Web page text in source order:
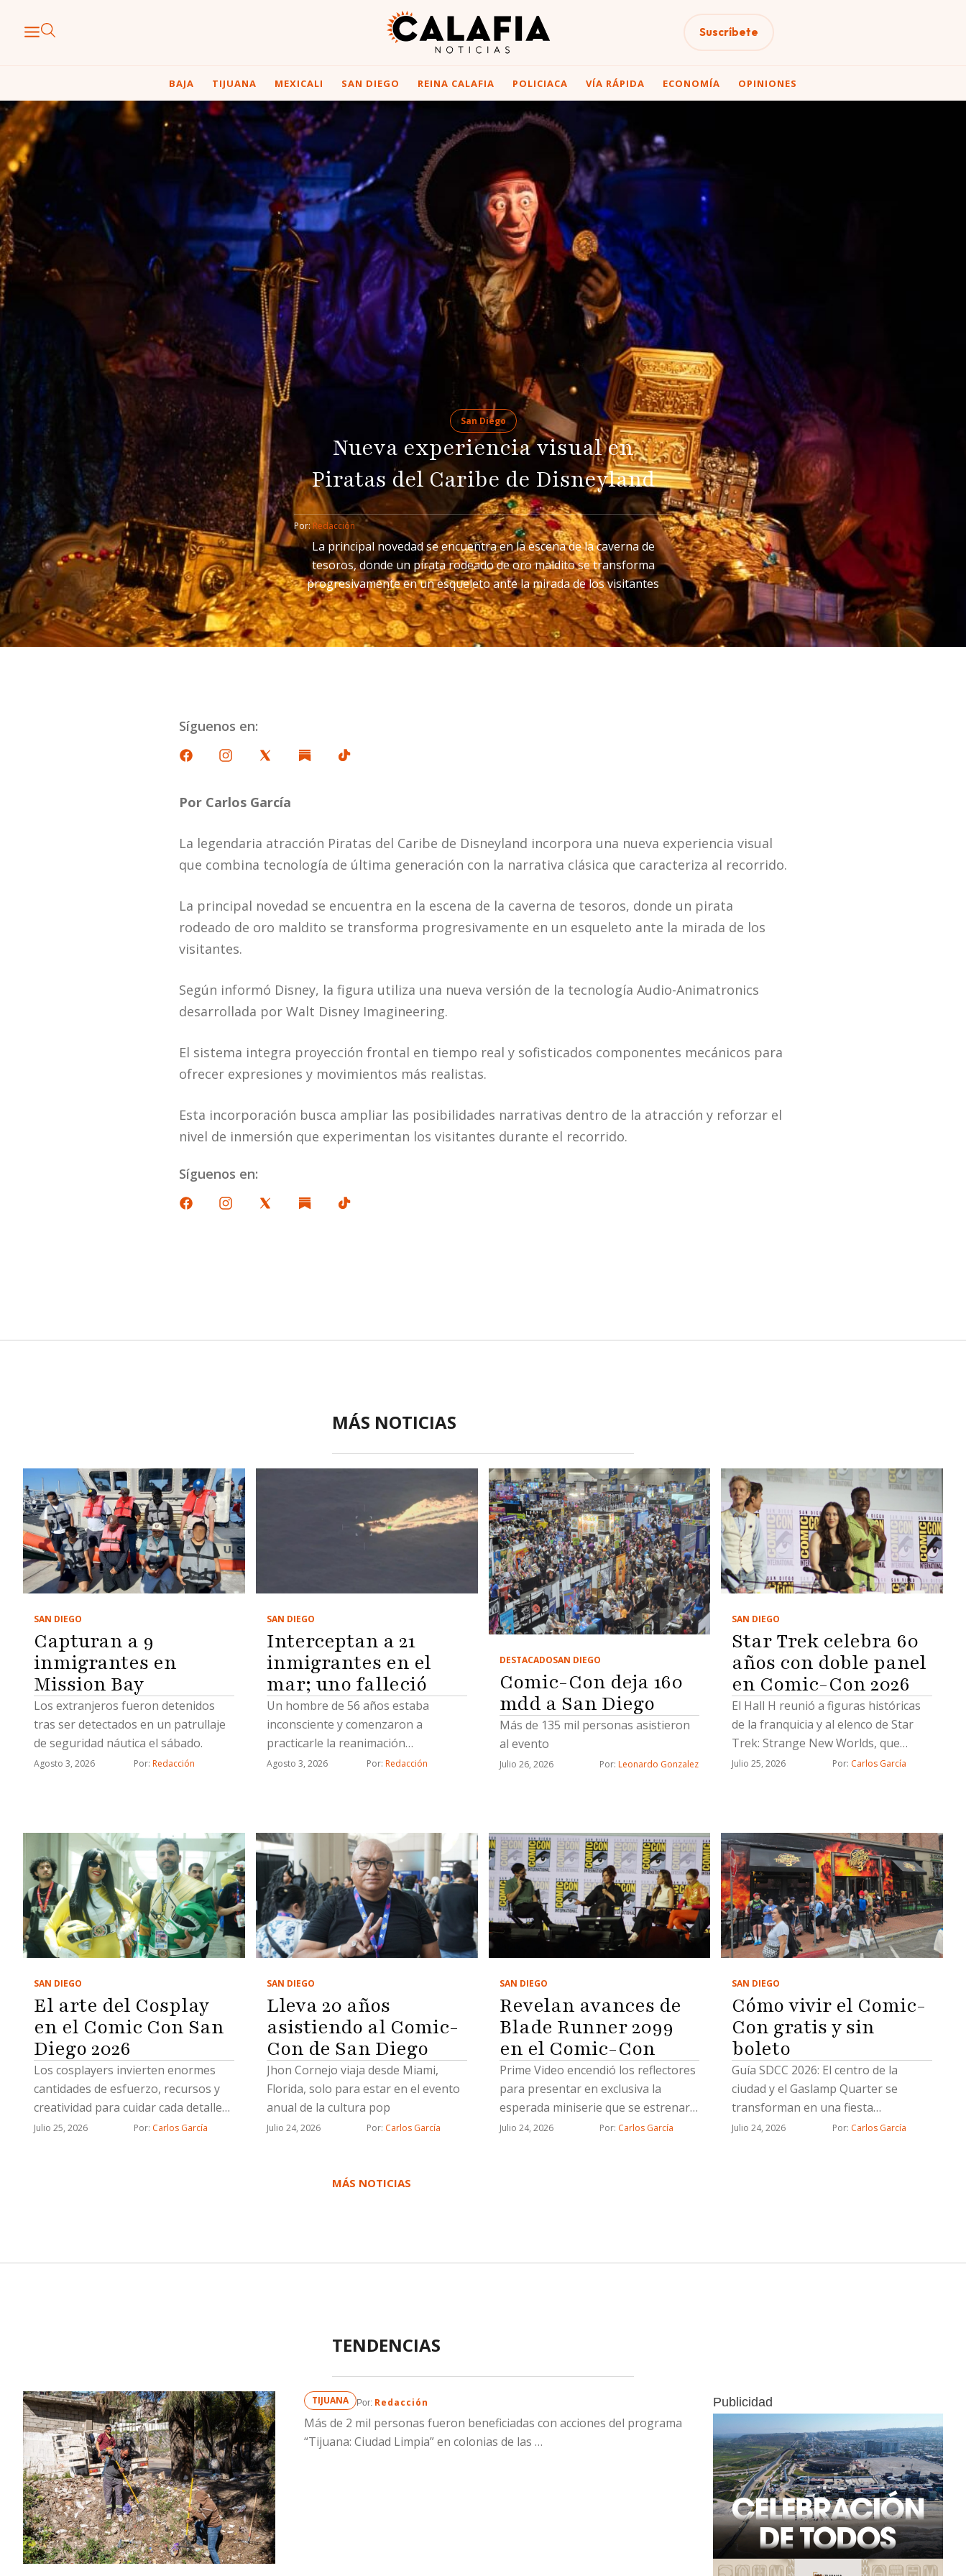
Suscríbete
BAJA TIJUANA MEXICALI SAN DIEGO REINA CALAFIA POLICIACA VÍA RÁPIDA ECONOMÍA OPINIONES
San Diego
Nueva experiencia visual en
Piratas del Caribe de Disneyland
Por: Redacción
La principal novedad se encuentra en la escena de la caverna de
tesoros, donde un pirata rodeado de oro maldito se transforma
progresivamente en un esqueleto ante la mirada de los visitantes
Síguenos en:
Por Carlos García
La legendaria atracción Piratas del Caribe de Disneyland incorpora una nueva experiencia visual
que combina tecnología de última generación con la narrativa clásica que caracteriza al recorrido.
La principal novedad se encuentra en la escena de la caverna de tesoros, donde un pirata
rodeado de oro maldito se transforma progresivamente en un esqueleto ante la mirada de los
visitantes.
Según informó Disney, la figura utiliza una nueva versión de la tecnología Audio-Animatronics
desarrollada por Walt Disney Imagineering.
El sistema integra proyección frontal en tiempo real y sofisticados componentes mecánicos para
ofrecer expresiones y movimientos más realistas.
Esta incorporación busca ampliar las posibilidades narrativas dentro de la atracción y reforzar el
nivel de inmersión que experimentan los visitantes durante el recorrido.
Síguenos en:
MÁS NOTICIAS
SAN DIEGO
Capturan a 9
inmigrantes en
Mission Bay
Los extranjeros fueron detenidos
tras ser detectados en un patrullaje
de seguridad náutica el sábado.
Agosto 3, 2026 Por: Redacción
SAN DIEGO
Interceptan a 21
inmigrantes en el
mar; uno falleció
Un hombre de 56 años estaba
inconsciente y comenzaron a
practicarle la reanimación
cardiopulmonar (RCP)
Agosto 3, 2026 Por: Redacción
DESTACADOSAN DIEGO
Comic-Con deja 160
mdd a San Diego
Más de 135 mil personas asistieron
al evento
Julio 26, 2026 Por: Leonardo Gonzalez
SAN DIEGO
Star Trek celebra 60
años con doble panel
en Comic-Con 2026
El Hall H reunió a figuras históricas
de la franquicia y al elenco de Star
Trek: Strange New Worlds, que
presentó avances de la nueva
Julio 25, 2026 Por: Carlos García
SAN DIEGO
El arte del Cosplay
en el Comic Con San
Diego 2026
Los cosplayers invierten enormes
cantidades de esfuerzo, recursos y
creatividad para cuidar cada detalle
de sus caracterizaciones para acudir
Julio 25, 2026 Por: Carlos García
SAN DIEGO
Lleva 20 años
asistiendo al Comic-
Con de San Diego
Jhon Cornejo viaja desde Miami,
Florida, solo para estar en el evento
anual de la cultura pop
Julio 24, 2026 Por: Carlos García
SAN DIEGO
Revelan avances de
Blade Runner 2099
en el Comic-Con
Prime Video encendió los reflectores
para presentar en exclusiva la
esperada miniserie que se estrenará
a nivel mundial el 25 de noviembre
Julio 24, 2026 Por: Carlos García
SAN DIEGO
Cómo vivir el Comic-
Con gratis y sin
boleto
Guía SDCC 2026: ​El centro de la
ciudad y el Gaslamp Quarter se
transforman en una fiesta
interactiva al aire libre con
Julio 24, 2026 Por: Carlos García
MÁS NOTICIAS
TENDENCIAS
TIJUANA Por: Redacción
Más de 2 mil personas fueron beneficiadas con acciones del programa
“Tijuana: Ciudad Limpia” en colonias de las …
Publicidad